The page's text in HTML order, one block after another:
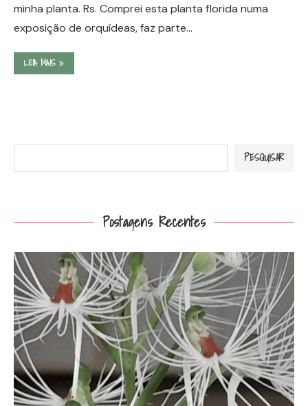
minha planta. Rs. Comprei esta planta florida numa
exposição de orquídeas, faz parte…
LEIA MAIS
PESQUISAR
Postagens Recentes